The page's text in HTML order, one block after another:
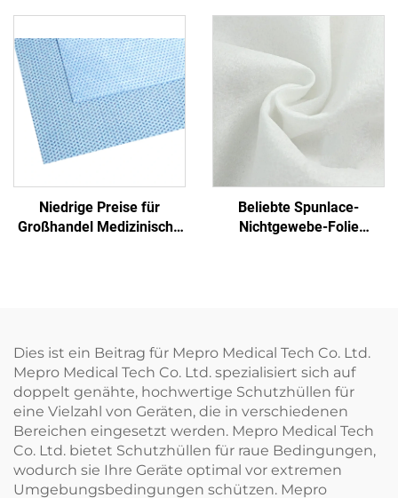
Transfer-Blatt mit Griff
PP+PE Einmalbetttücher
Einmalblaues
Krankenhaus
Einmalbetttuch
Niedrige Preise für
Großhandel Medizinische
Beliebte Spunlace-
Nichtgewebe-Folie
Dies ist ein Beitrag für Mepro Medical Tech Co. Ltd.
Mepro Medical Tech Co. Ltd. spezialisiert sich auf
doppelt genähte, hochwertige Schutzhüllen für
eine Vielzahl von Geräten, die in verschiedenen
Bereichen eingesetzt werden. Mepro Medical Tech
Co. Ltd. bietet Schutzhüllen für raue Bedingungen,
wodurch sie Ihre Geräte optimal vor extremen
Umgebungsbedingungen schützen. Mepro